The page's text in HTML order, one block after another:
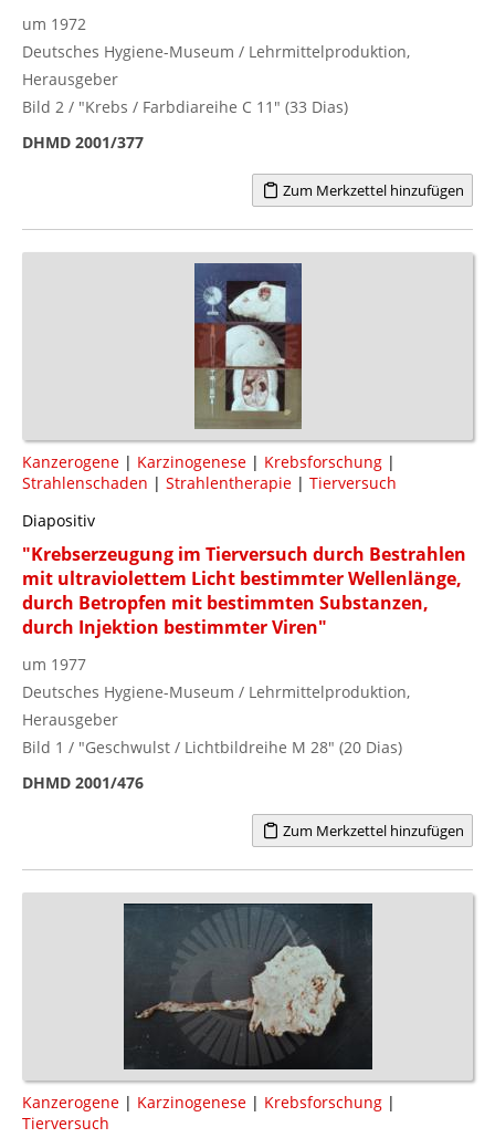
um 1972
Deutsches Hygiene-Museum / Lehrmittelproduktion,
Herausgeber
Bild 2 / "Krebs / Farbdiareihe C 11" (33 Dias)
DHMD 2001/377
Zum Merkzettel hinzufügen
Kanzerogene | Karzinogenese | Krebsforschung |
Strahlenschaden | Strahlentherapie | Tierversuch
Diapositiv
"Krebserzeugung im Tierversuch durch Bestrahlen
mit ultraviolettem Licht bestimmter Wellenlänge,
durch Betropfen mit bestimmten Substanzen,
durch Injektion bestimmter Viren"
um 1977
Deutsches Hygiene-Museum / Lehrmittelproduktion,
Herausgeber
Bild 1 / "Geschwulst / Lichtbildreihe M 28" (20 Dias)
DHMD 2001/476
Zum Merkzettel hinzufügen
Kanzerogene | Karzinogenese | Krebsforschung |
Tierversuch